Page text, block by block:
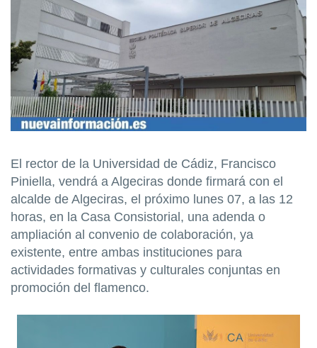
El rector de la Universidad de Cádiz, Francisco
Piniella, vendrá a Algeciras donde firmará con el
alcalde de Algeciras, el próximo lunes 07, a las 12
horas, en la Casa Consistorial, una adenda o
ampliación al convenio de colaboración, ya
existente, entre ambas instituciones para
actividades formativas y culturales conjuntas en
promoción del flamenco.